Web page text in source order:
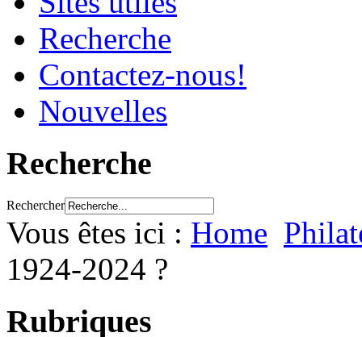
Recherche
Contactez-nous!
Nouvelles
Recherche
Rechercher
Vous êtes ici : Home
1924-2024 ?
Rubriques